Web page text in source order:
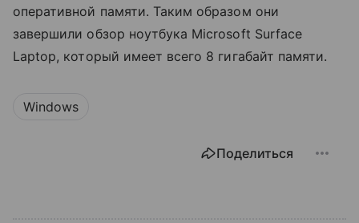
оперативной памяти. Таким образом они
завершили обзор ноутбука Microsoft Surface
Laptop, который имеет всего 8 гигабайт памяти.
Windows
Поделиться